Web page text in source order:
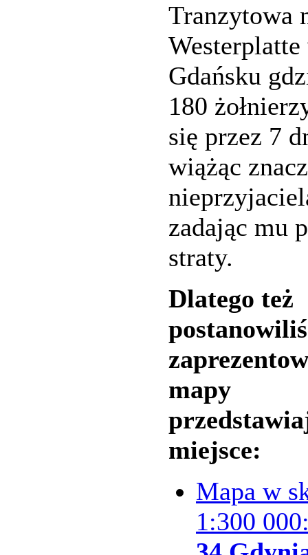
Tranzytowa
Westerplatte
Gdańsku
180
się przez 7
wiążąc
zadając mu
straty.
Dlatego też
mapy
miejsce:
Mapa w
1:300